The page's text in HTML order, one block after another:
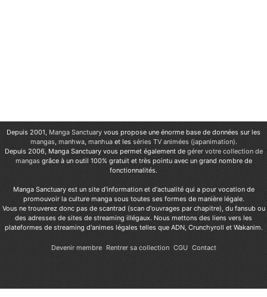
Depuis 2001, Manga Sanctuary vous propose une énorme base de données sur les
mangas, manhwa, manhuaet les séries TV animées (japanimation).
Depuis 2006, Manga Sanctuary vous permet également de gérer votre collection de
mangas grâce à un outil 100% gratuit et très pointu avec un grand nombre de
fonctionnalités.
Manga Sanctuary est un site d'information et d'actualité qui a pour vocation de
promouvoir la culture manga sous toutes ses formes de manière légale.
Vous ne trouverez donc pas de scantrad (scan d'ouvrages par chapitre), du fansub ou
des adresses de sites de streaming illégaux. Nous mettons des liens vers les
plateformes de streaming d'animes légales telles que ADN, Crunchyroll et Wakanim.
Devenir membre Rentrer sa collection CGU Contact